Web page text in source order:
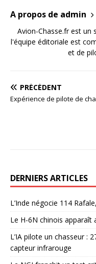
A propos de admin
Avion-Chasse.fr est
l'équipe éditoriale est
et de
PRÉCÉDENT
Expérience de pilote de
DERNIERS ARTICLES
L’Inde négocie 114
Le H-6N chinois apparaît
L’IA pilote un chasseur :
capteur infrarouge